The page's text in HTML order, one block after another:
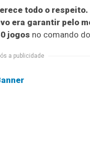
todo o
era garantir pelo
jogos no comando
a publicidade